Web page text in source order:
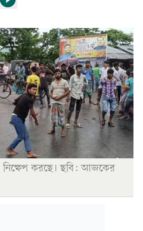
নিক্ষেপ করছে। ছবি: আজকের